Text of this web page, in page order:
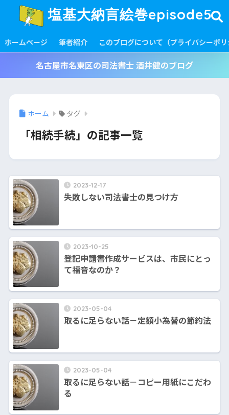
塩基大納言絵巻episode5
ホームページ 筆者紹介 このブログについて（プライバシーポ
名古屋市名東区の司法書士 酒井健のブログ
ホーム タグ
「相続手続」の記事一覧
2023-12-17
失敗しない司法書士の見つけ方
2023-10-25
登記申請書作成サービスは、市民にとっ
て福音なのか？
2023-05-04
取るに足らない話－定額小為替の節約法
2023-05-04
取るに足らない話－コピー用紙にこだわ
る